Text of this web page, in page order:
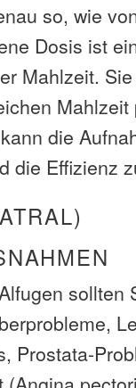
so, wie
Dosis ist
Mahlzeit.
die
die Effizienz
sollten
Prostata-